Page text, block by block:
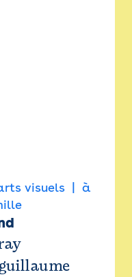
visuels
à